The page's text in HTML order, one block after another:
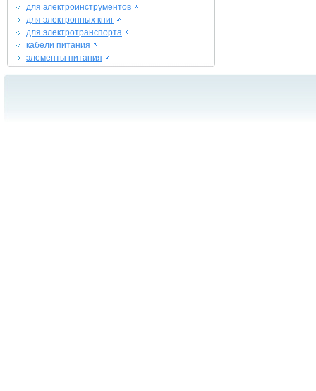
для электроинструментов
для электронных книг
для электротранспорта
кабели питания
элементы питания